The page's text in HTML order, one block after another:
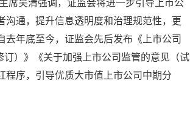
席吴清强调，证监会将进一步引导上市公
通，提升信息透明度和治理规范性，更
年底至今，证监会先后发布《上市公司
）》《关于加强上市公司监管的意见（试
程序，引导优质大市值上市公司中期分